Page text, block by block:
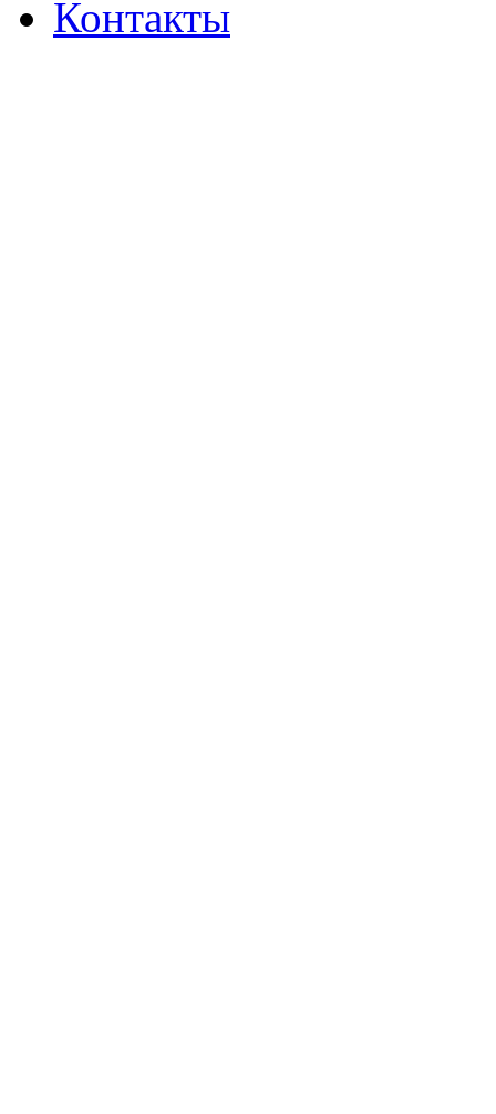
Контакты